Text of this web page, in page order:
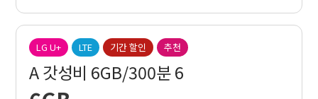
LG U+ LTE 기간 할인 추천
A 갓성비 6GB/300분 6